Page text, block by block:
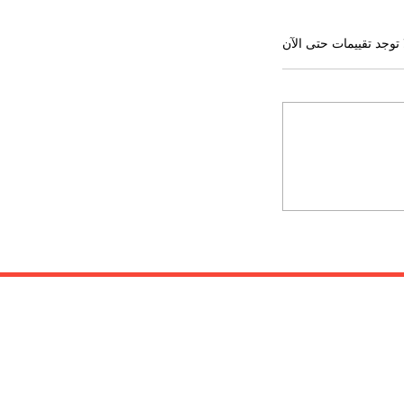
توجد تقييمات حتى الآن